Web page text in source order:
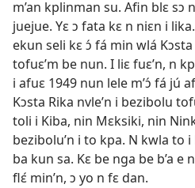
m’an kplinman su. Afin blɛ sɔ
juejue. Yɛ ɔ fata kɛ n niɛn i
ekun seli kɛ ɔ́ fá min wlá
tofuɛ’m be nun. I liɛ fuɛ’n, n
i afuɛ 1949 nun lele m’ɔ́ fá jú
Kɔsta Rika nvle’n i bezibolu
toli i Kiba, nin Mɛksiki, nin
bezibolu’n i to kpa. N kwla to
ba kun sa. Kɛ be nga be b’a e
flɛ́ min’n, ɔ yo n fɛ dan.